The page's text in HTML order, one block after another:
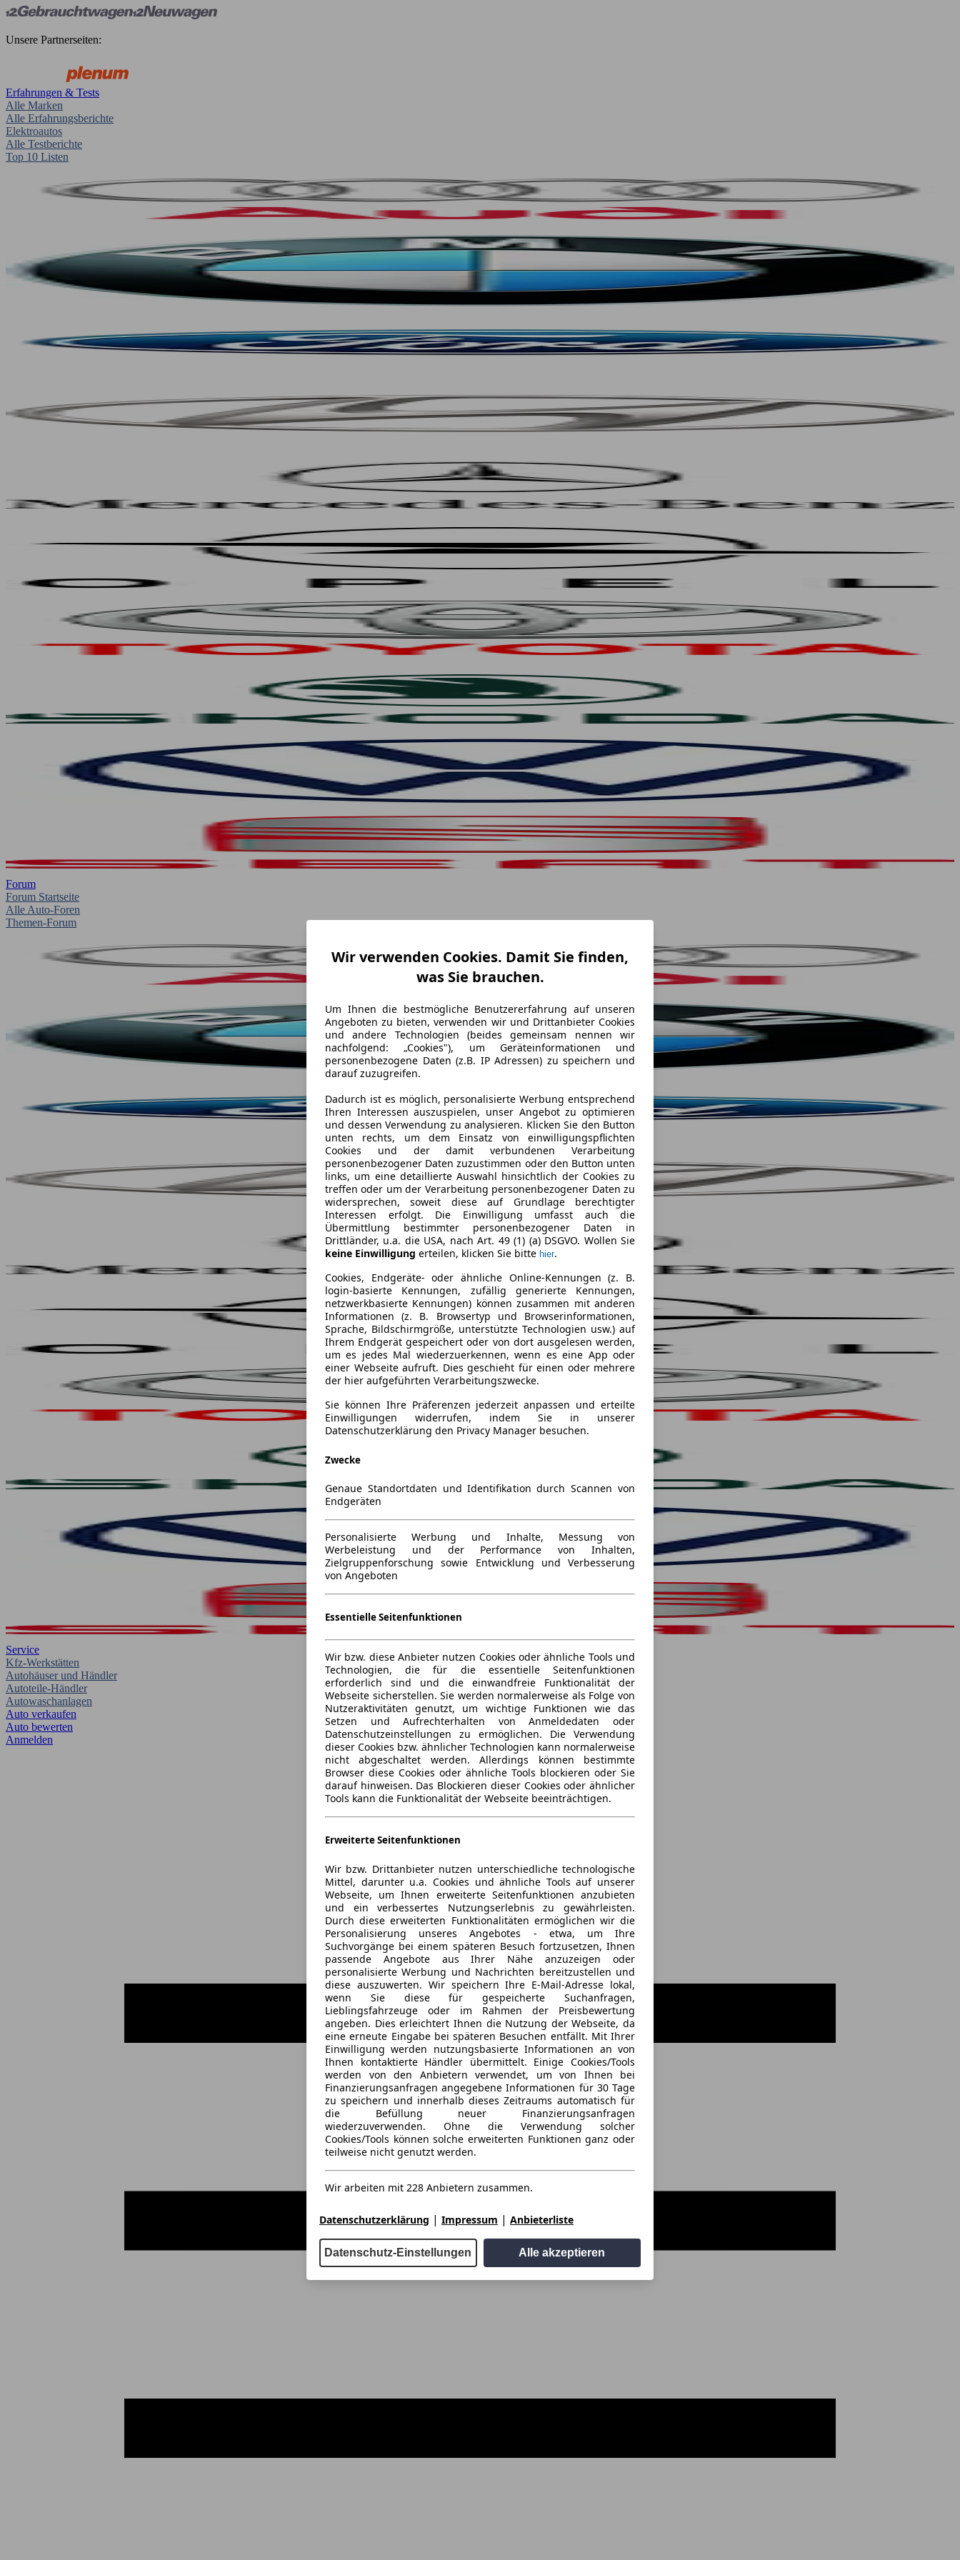
Unsere Partnerseiten:
Erfahrungen & Tests
Alle Marken
Alle Erfahrungsberichte
Elektroautos
Alle Testberichte
Top 10 Listen
Forum
Forum Startseite
Alle Auto-Foren
Themen-Forum
Service
Kfz-Werkstätten
Autohäuser und Händler
Autoteile-Händler
Autowaschanlagen
Auto verkaufen
Auto bewerten
Anmelden
Wir verwenden Cookies. Damit Sie finden,
was Sie brauchen.
Um Ihnen die bestmögliche Benutzererfahrung auf unseren
Angeboten zu bieten, verwenden wir und Drittanbieter Cookies
und andere Technologien (beides gemeinsam nennen wir
nachfolgend: „Cookies"), um Geräteinformationen und
personenbezogene Daten (z.B. IP Adressen) zu speichern und
darauf zuzugreifen.
Dadurch ist es möglich, personalisierte Werbung entsprechend
Ihren Interessen auszuspielen, unser Angebot zu optimieren
und dessen Verwendung zu analysieren. Klicken Sie den Button
unten rechts, um dem Einsatz von einwilligungspflichten
Cookies und der damit verbundenen Verarbeitung
personenbezogener Daten zuzustimmen oder den Button unten
links, um eine detaillierte Auswahl hinsichtlich der Cookies zu
treffen oder um der Verarbeitung personenbezogener Daten zu
widersprechen, soweit diese auf Grundlage berechtigter
Interessen erfolgt. Die Einwilligung umfasst auch die
Übermittlung bestimmter personenbezogener Daten in
Drittländer, u.a. die USA, nach Art. 49 (1) (a) DSGVO. Wollen Sie
keine Einwilligung erteilen, klicken Sie bitte hier.
Cookies, Endgeräte- oder ähnliche Online-Kennungen (z. B.
login-basierte Kennungen, zufällig generierte Kennungen,
netzwerkbasierte Kennungen) können zusammen mit anderen
Informationen (z. B. Browsertyp und Browserinformationen,
Sprache, Bildschirmgröße, unterstützte Technologien usw.) auf
Ihrem Endgerät gespeichert oder von dort ausgelesen werden,
um es jedes Mal wiederzuerkennen, wenn es eine App oder
einer Webseite aufruft. Dies geschieht für einen oder mehrere
der hier aufgeführten Verarbeitungszwecke.
Sie können Ihre Präferenzen jederzeit anpassen und erteilte
Einwilligungen widerrufen, indem Sie in unserer
Datenschutzerklärung den Privacy Manager besuchen.
Zwecke
Genaue Standortdaten und Identifikation durch Scannen von
Endgeräten
Personalisierte Werbung und Inhalte, Messung von
Werbeleistung und der Performance von Inhalten,
Zielgruppenforschung sowie Entwicklung und Verbesserung
von Angeboten
Essentielle Seitenfunktionen
Wir bzw. diese Anbieter nutzen Cookies oder ähnliche Tools und
Technologien, die für die essentielle Seitenfunktionen
erforderlich sind und die einwandfreie Funktionalität der
Webseite sicherstellen. Sie werden normalerweise als Folge von
Nutzeraktivitäten genutzt, um wichtige Funktionen wie das
Setzen und Aufrechterhalten von Anmeldedaten oder
Datenschutzeinstellungen zu ermöglichen. Die Verwendung
dieser Cookies bzw. ähnlicher Technologien kann normalerweise
nicht abgeschaltet werden. Allerdings können bestimmte
Browser diese Cookies oder ähnliche Tools blockieren oder Sie
darauf hinweisen. Das Blockieren dieser Cookies oder ähnlicher
Tools kann die Funktionalität der Webseite beeinträchtigen.
Erweiterte Seitenfunktionen
Wir bzw. Drittanbieter nutzen unterschiedliche technologische
Mittel, darunter u.a. Cookies und ähnliche Tools auf unserer
Webseite, um Ihnen erweiterte Seitenfunktionen anzubieten
und ein verbessertes Nutzungserlebnis zu gewährleisten.
Durch diese erweiterten Funktionalitäten ermöglichen wir die
Personalisierung unseres Angebotes - etwa, um Ihre
Suchvorgänge bei einem späteren Besuch fortzusetzen, Ihnen
passende Angebote aus Ihrer Nähe anzuzeigen oder
personalisierte Werbung und Nachrichten bereitzustellen und
diese auszuwerten. Wir speichern Ihre E-Mail-Adresse lokal,
wenn Sie diese für gespeicherte Suchanfragen,
Lieblingsfahrzeuge oder im Rahmen der Preisbewertung
angeben. Dies erleichtert Ihnen die Nutzung der Webseite, da
eine erneute Eingabe bei späteren Besuchen entfällt. Mit Ihrer
Einwilligung werden nutzungsbasierte Informationen an von
Ihnen kontaktierte Händler übermittelt. Einige Cookies/Tools
werden von den Anbietern verwendet, um von Ihnen bei
Finanzierungsanfragen angegebene Informationen für 30 Tage
zu speichern und innerhalb dieses Zeitraums automatisch für
die Befüllung neuer Finanzierungsanfragen
wiederzuverwenden. Ohne die Verwendung solcher
Cookies/Tools können solche erweiterten Funktionen ganz oder
teilweise nicht genutzt werden.
Wir arbeiten mit 228 Anbietern zusammen.
Datenschutzerklärung | Impressum | Anbieterliste
Datenschutz-Einstellungen Alle akzeptieren